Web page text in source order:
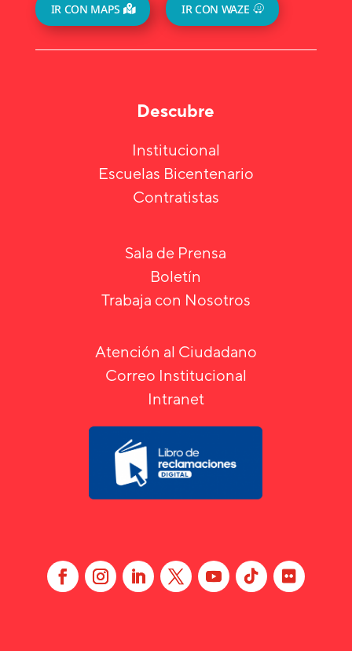
IR CON MAPS IR CON WAZE
Descubre
Institucional
Escuelas Bicentenario
Contratistas
Sala de Prensa
Boletín
Trabaja con Nosotros
Atención al Ciudadano
Correo Institucional
Intranet